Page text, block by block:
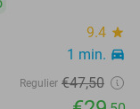
9.4 star
1 min. directions_car
Regulier €47,50